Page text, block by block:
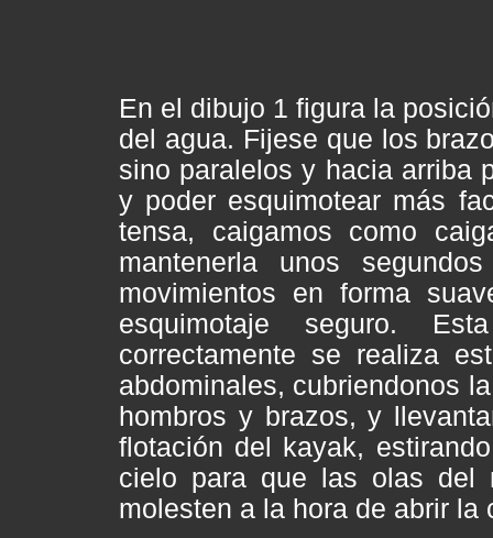
En el dibujo 1 figura la
del agua. Fijese que los
sino paralelos y hacia arriba
y poder esquimotear más
tensa, caigamos como
mantenerla unos
movimientos en forma
esquimotaje seguro.
correctamente se realiza
abdominales, cubriendonos
hombros y brazos, y
flotación del kayak,
cielo para que las olas
molesten a la hora de abrir la